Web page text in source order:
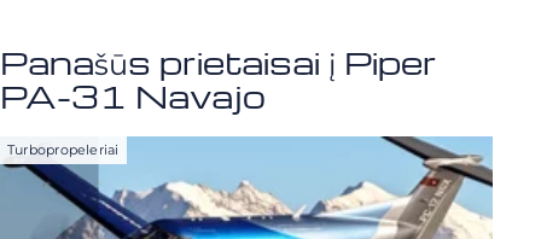
Panašūs prietaisai į Piper
PA-31 Navajo
Turbopropeleriai